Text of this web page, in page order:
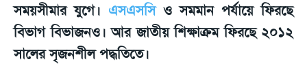
সময়সীমার যুগে। এসএসসিও সমমান পর্যায়ে ফিরছে
বিভাগ বিভাজনও। আর জাতীয় শিক্ষাক্রম ফিরছে ২০১২
সালের সৃজনশীল পদ্ধতিতে।